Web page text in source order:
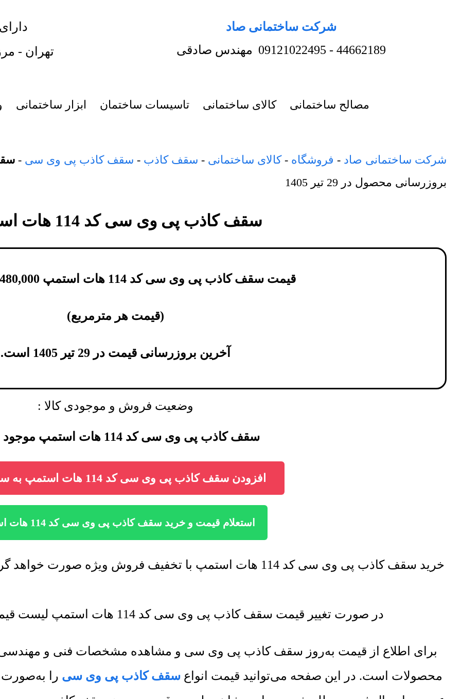
شرکت ساختمانی صاد
44662189
-
09121022495 مهندس صادقی تهران -
مصالح ساختمانی کالای ساختمانی تاسیسات ساختمان ابزار ساختمانی
شرکت ساختمانی صاد - فروشگاه -کالای ساختمانی - سقف کاذب - سقف کاذب پی وی سی -
بروزرسانی محصول در 29 تیر 1405
سقف کاذب پی وی سی کد 114 هات استمپ
قیمت سقف کاذب پی وی سی کد 114 هات استمپ 480,000
(قیمت هر مترمربع)
آخرین بروزرسانی قیمت در 29 تیر 1405 است.
وضعیت فروش و موجودی کالا :
سقف کاذب پی وی سی کد 114 هات استمپ موجود است.
افزودن سقف کاذب پی وی سی کد 114 هات استمپ به سبد خرید
استعلام قیمت و خرید سقف کاذب پی وی سی کد 114 هات استمپ
خرید سقف کاذب پی وی سی کد 114 هات استمپ با تخفیف فروش ویژه صورت خواهد گرفت. برای اطلاع از تخفیف ها تماس بگیرید.
در صورت تغییر قیمت سقف کاذب پی وی سی کد 114 هات استمپ لیست قیمت جدید به روز رسانی میشود.
برای اطلاع از قیمت به‌روز سقف کاذب پی وی سی و مشاهده مشخصات فنی و مهندسی،
محصولات است. در این صفحه می‌توانید قیمت انواعسقف کاذب پی وی سی را به‌صورت